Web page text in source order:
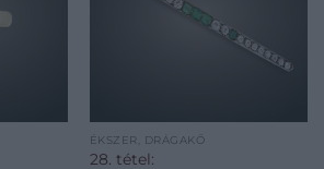
ÉKSZER, DRÁGAKŐ
28. tétel: